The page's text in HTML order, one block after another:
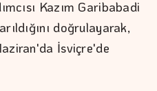
Kazım Garibabadi
doğrulayarak,
İsviçre'de